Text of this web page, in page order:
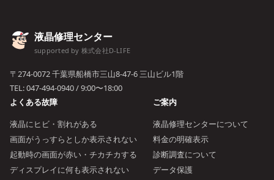
液晶修理センター
supported by 株式会社D-LIFE
〒274-0072 千葉県船橋市三山8-47-6 三山ビル1階
TEL:047-494-0940/ 9:00〜18:00
よくある故障
液晶にヒビ・割れがある
画面がうっすらとしか表示されない
起動時の画面が赤い・チカチカする
ディスプレイに何も表示されない
ご案内
液晶修理センターについて
料金の明確表示
診断調査について
データ保護